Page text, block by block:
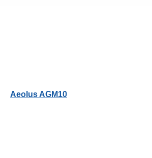
Aeolus AGM10